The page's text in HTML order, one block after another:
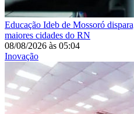
Educação Ideb de Mossoró
maiores cidades do RN
08/08/2026 às 05:04
Inovação